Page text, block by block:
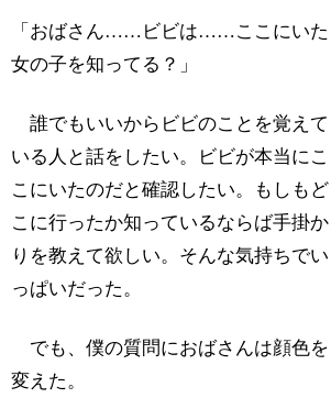
「おばさん……ビビは……ここにいた
女の子を知ってる？」
誰でもいいからビビのことを覚えて
いる人と話をしたい。ビビが本当にこ
こにいたのだと確認したい。もしもど
こに行ったか知っているならば手掛か
りを教えて欲しい。そんな気持ちでい
っぱいだった。
でも、僕の質問におばさんは顔色を
変えた。